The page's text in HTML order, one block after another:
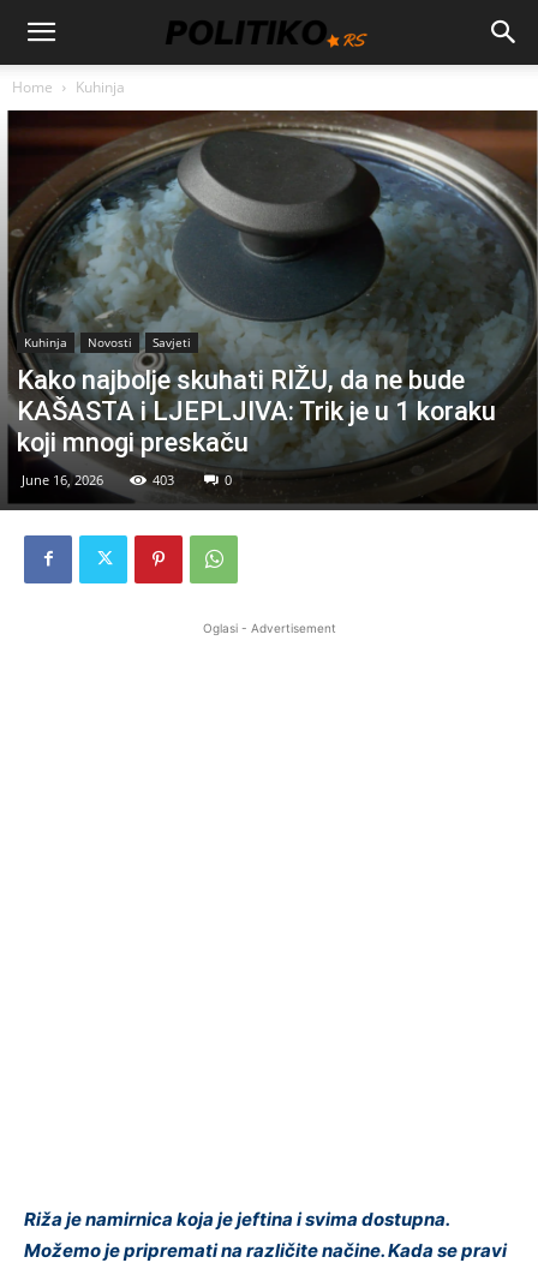
Home Kuhinja
Kuhinja Novosti Savjeti
Kako najbolje skuhati RIŽU, da ne bude
KAŠASTA i LJEPLJIVA: Trik je u 1 koraku
koji mnogi preskaču
June 16, 2026 403 0
Oglasi - Advertisement
Riža je namirnica koja je jeftina i svima dostupna.
Možemo je pripremati na različite načine. Kada se pravi